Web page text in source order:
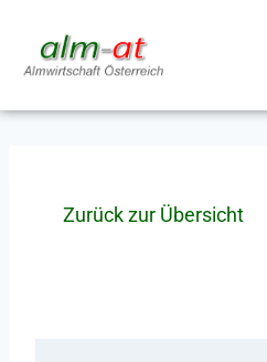
Zurück zur Übersicht